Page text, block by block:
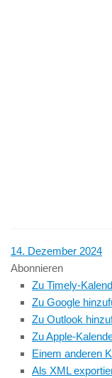
14. Dezember 2024
Abonnieren
Zu Timely-
Zu Google
Zu Outlook
Zu Apple-
Einem anderen
Als XML